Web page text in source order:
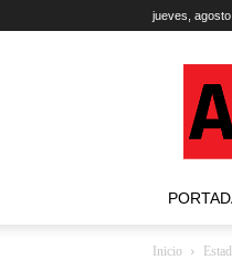
jueves,
Inicio